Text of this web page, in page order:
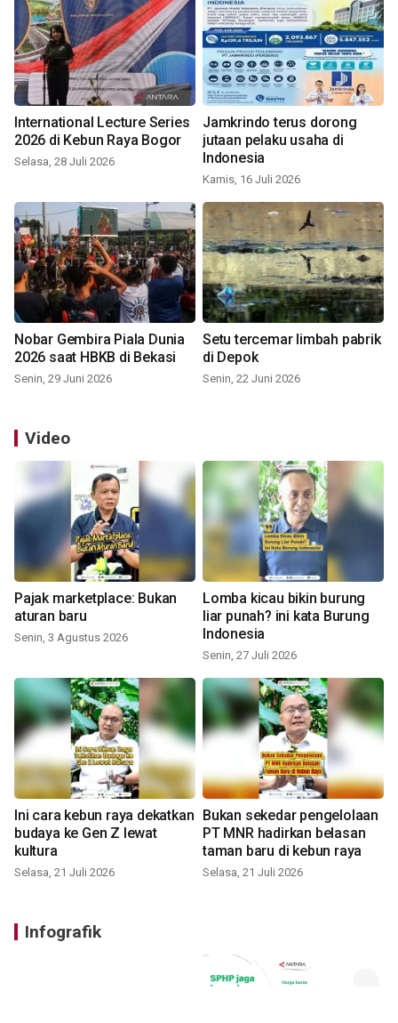
International Lecture Series
2026 di Kebun Raya Bogor
Selasa, 28 Juli 2026
Jamkrindo terus dorong
jutaan pelaku usaha di
Indonesia
Kamis, 16 Juli 2026
Nobar Gembira Piala Dunia
2026 saat HBKB di Bekasi
Senin, 29 Juni 2026
Setu tercemar limbah pabrik
di Depok
Senin, 22 Juni 2026
Video
Pajak marketplace: Bukan
aturan baru
Senin, 3 Agustus 2026
Lomba kicau bikin burung
liar punah? ini kata Burung
Indonesia
Senin, 27 Juli 2026
Ini cara kebun raya dekatkan
budaya ke Gen Z lewat
kultura
Selasa, 21 Juli 2026
Bukan sekedar pengelolaan
PT MNR hadirkan belasan
taman baru di kebun raya
Selasa, 21 Juli 2026
Infografik